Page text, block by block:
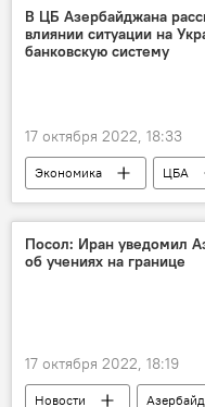
Азербайджан
В ЦБ Азербайджана
влиянии ситуации на
банковскую систему
17 октября 2022, 18:33
Экономика ЦБА
банки
Инфляция
Спецоперация
Посол: Иран уведомил
об учениях на границе
17 октября 2022, 18:19
Новости